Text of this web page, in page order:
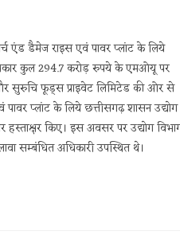
एंड डैमेज राइस एवं पावर प्लांट के लिये
कुल 294.7 करोड़ रुपये के एमओयू पर
सुरुचि फूड्स प्राइवेट लिमिटेड की ओर से
प्लांट के लिये छत्तीसगढ़ शासन उद्योग
किए। इस अवसर पर उद्योग
सम्बंधित अधिकारी उपस्थित थे।